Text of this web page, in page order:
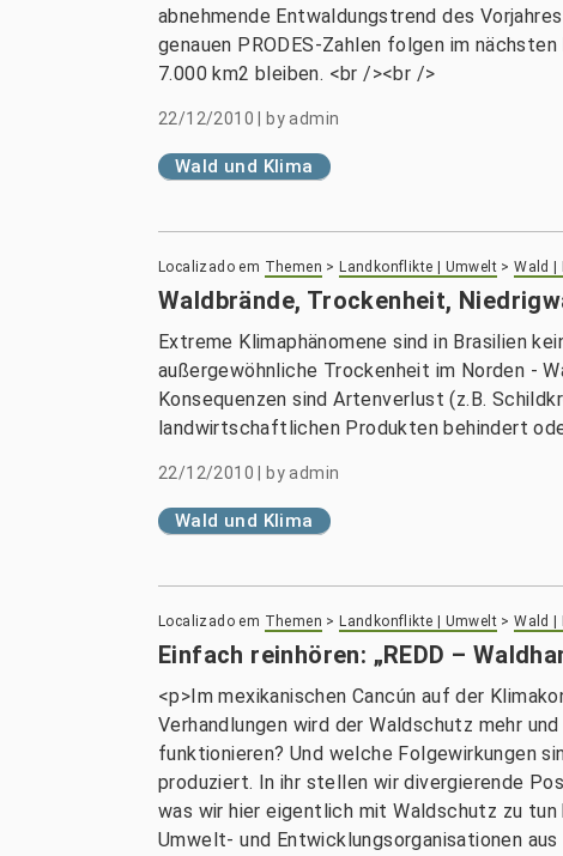
abnehmende Entwaldungstrend des
genauen PRODES-Zahlen folgen im
7.000 km2 bleiben. <br /><br />
22/12/2010 byadmin
Wald und Klima
Localizado em Themen > Landkonflikte | Umwelt >Wald |
Waldbrände, Trockenheit,
Extreme Klimaphänomene sind in Brasilien
außergewöhnliche Trockenheit im Norden -
Konsequenzen sind Artenverlust (z.B.
landwirtschaftlichen Produkten behindert
22/12/2010 byadmin
Wald und Klima
Localizado em Themen > Landkonflikte | Umwelt >Wald |
Einfach reinhören: „REDD –
<p>Im mexikanischen Cancún auf der
Verhandlungen wird der Waldschutz mehr
funktionieren? Und welche Folgewirkungen
produziert. In ihr stellen wir divergierende
was wir hier eigentlich mit Waldschutz zu tun
Umwelt- und Entwicklungsorganisationen